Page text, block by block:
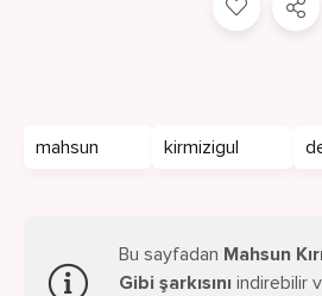
mahsun kirmizigul
Bu sayfadan Mahsun
Gibi şarkısını indirebilir